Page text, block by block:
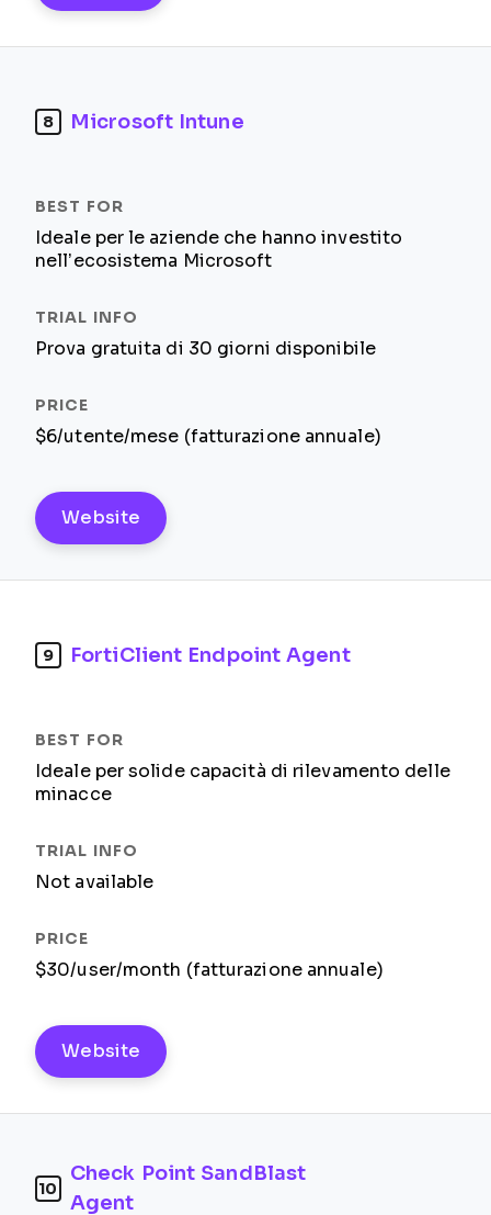
8 Microsoft Intune
Ideale per le aziende che hanno investito
nell’ecosistema Microsoft
Prova gratuita di 30 giorni disponibile
$6/utente/mese (fatturazione annuale)
Website
9 FortiClient Endpoint Agent
Ideale per solide capacità di rilevamento delle
minacce
Not available
$30/user/month (fatturazione annuale)
Website
10
Check Point SandBlast
Agent